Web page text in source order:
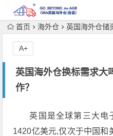
首页 海外仓 英国海外仓储
英国海外仓换标需求大
作？
A+
英国是全球第三大电
1420亿美元,仅次于中国和